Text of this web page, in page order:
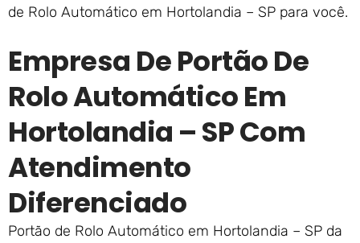
de Rolo Automático em Hortolandia – SP para você.
Empresa De Portão De
Rolo Automático Em
Hortolandia – SP Com
Atendimento
Diferenciado
Portão de Rolo Automático em Hortolandia – SP da